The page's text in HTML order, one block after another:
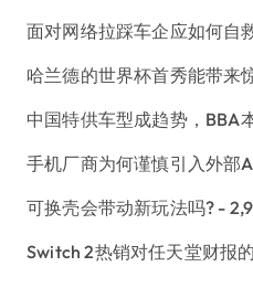
面对网络拉踩车企应如何自
哈兰德的世界杯首秀能带来
中国特供车型成趋势，BBA
手机厂商为何谨慎引入外部
可换壳会带动新玩法吗? -
Switch 2热销对任天堂财报